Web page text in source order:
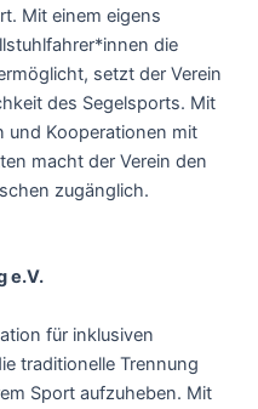
Mit einem eigens
die
setzt der Verein
des Segelsports. Mit
und Kooperationen mit
macht der Verein den
zugänglich.
e.V.
für inklusiven
traditionelle Trennung
Sport aufzuheben. Mit